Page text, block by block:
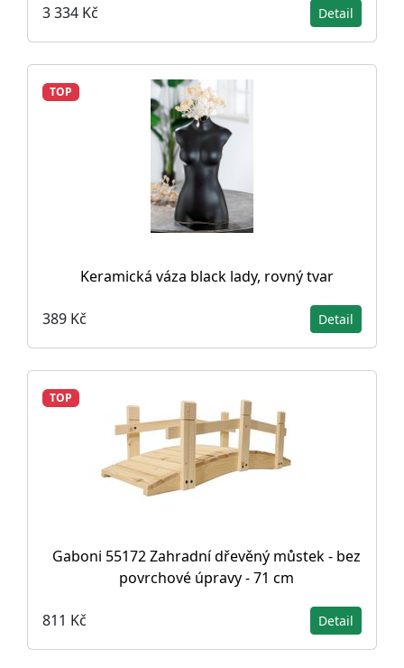
3 334 Kč Detail
TOP
Keramická váza black lady, rovný tvar
389 Kč Detail
TOP
Gaboni 55172 Zahradní dřevěný můstek - bez
povrchové úpravy - 71 cm
811 Kč Detail